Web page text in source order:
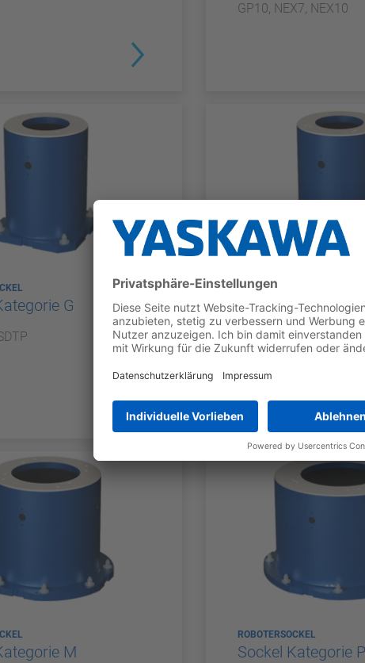
GP10, NEX7, NEX10
G
ROBOTERSOCKEL
Sockel Kategorie
Für GP12, GP8L,
M
ROBOTERSOCKEL
Sockel Kategorie P